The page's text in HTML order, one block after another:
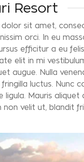
Resort
dolor sit amet,
orci. In eu
efficitur a eu
elit in mi
augue. Nulla
luctus. Nunc
ligula. Mauris
velit ut, blandit